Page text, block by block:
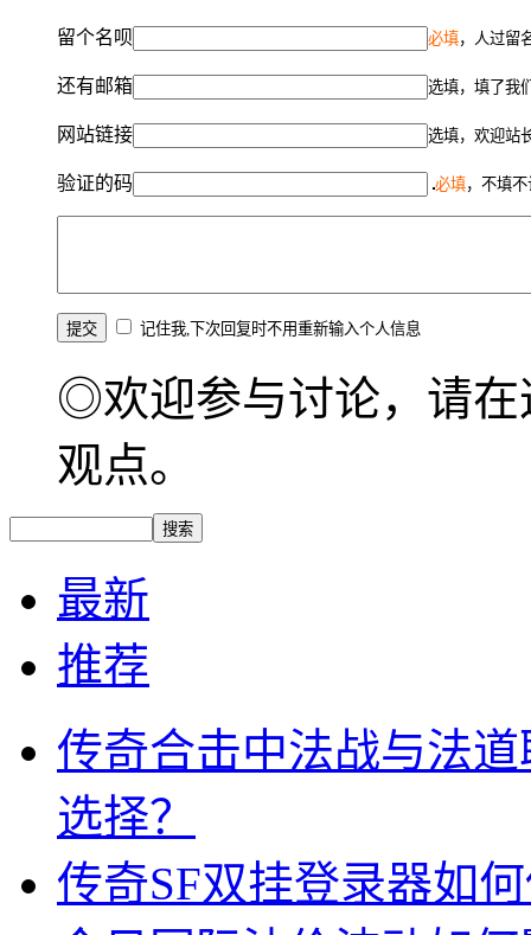
留个名呗 必填，人过留
还有邮箱 选填，填了我
网站链接 选填，欢迎站
验证的码 必填，不填
记住我,下次回复时不用重新输入个人信息
◎欢迎参与讨论，请在
观点。
最新
推荐
传奇合击中法战与法
选择？
传奇SF双挂登录器如